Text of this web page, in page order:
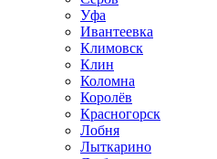
Уфа
Ивантеевка
Климовск
Клин
Коломна
Королёв
Красногорск
Лобня
Лыткарино